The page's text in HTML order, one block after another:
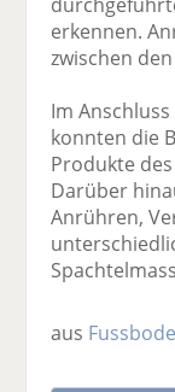
erkennen.
zwischen
Im
konnten die
Produkte
Darüber
Anrühren,
aus